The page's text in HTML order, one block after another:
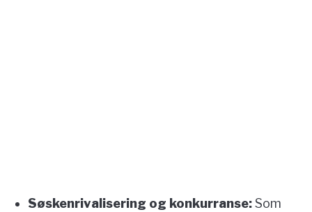
Søskenrivalisering og konkurranse:Som